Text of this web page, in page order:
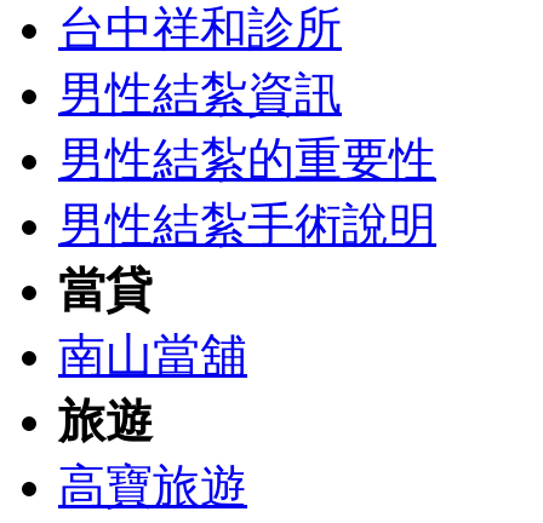
台中祥和診所
男性結紮資訊
男性結紮的重要性
男性結紮手術說明
當貸
南山當舖
旅遊
高寶旅遊